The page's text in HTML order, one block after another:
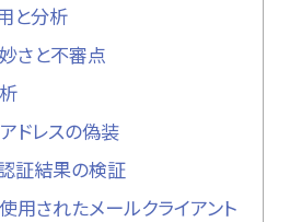
と分析
さと不審点
ドレスの偽装
証結果の検証
用されたメールクライアント